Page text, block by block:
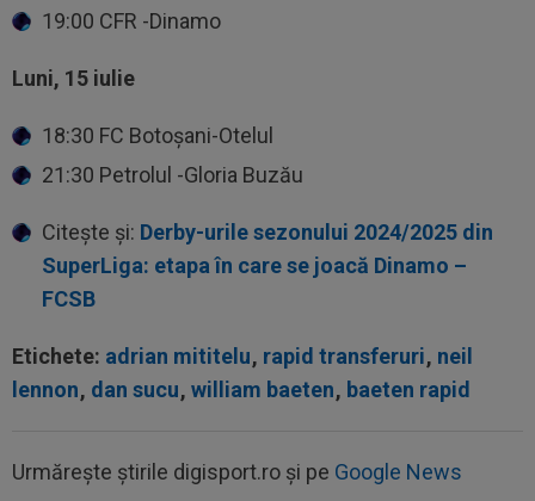
19:00 CFR -Dinamo
Luni, 15 iulie
18:30 FC Botoșani-Otelul
21:30 Petrolul -Gloria Buzău
Citește și: Derby-urile sezonului 2024/2025 din
SuperLiga: etapa în care se joacă Dinamo –
FCSB
Etichete: adrian mititelu, rapid transferuri, neil
lennon, dan sucu, william baeten, baeten rapid
Urmărește știrile digisport.ro și pe Google News